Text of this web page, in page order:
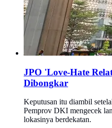
JPO 'Love-Hate
Dibongkar
Keputusan itu diambil
Pemprov DKI mengecek
lokasinya berdekatan.